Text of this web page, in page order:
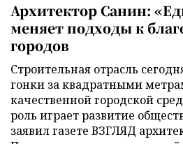
Архитектор Санин:
меняет подходы к
городов
Строительная отрасль
гонки за квадратными
качественной городской
роль играет развитие
заявил газете ВЗГЛЯД